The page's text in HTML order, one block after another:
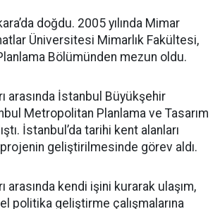
doğdu. 2005 yılında Mimar
Üniversitesi Mimarlık Fakültesi,
Bölümünden mezun oldu.
arasında İstanbul Büyükşehir
Metropolitan Planlama ve Tasarım
İstanbul’da tarihi kent alanları
geliştirilmesinde görev aldı.
arasında kendi işini kurarak ulaşım,
politika geliştirme çalışmalarına